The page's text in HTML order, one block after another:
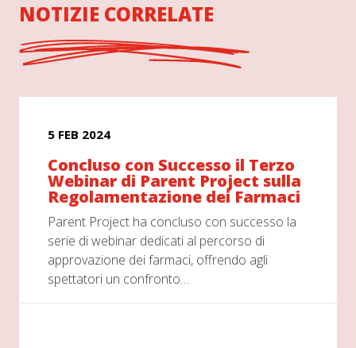
NOTIZIE CORRELATE
5 FEB 2024
Concluso con Successo il Terzo
Webinar di Parent Project sulla
Regolamentazione dei Farmaci
Parent Project ha concluso con successo la
serie di webinar dedicati al percorso di
approvazione dei farmaci, offrendo agli
spettatori un confronto…